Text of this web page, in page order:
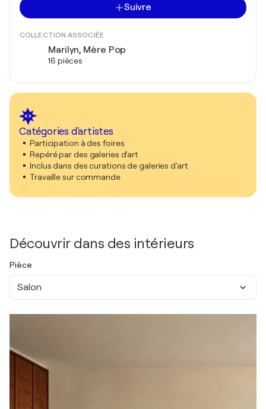
Suivre
COLLECTION ASSOCIÉE
Marilyn, Mère Pop
16 pièces
Catégories d'artistes
Participation à des foires
Repéré par des galeries d'art
Inclus dans des curations de galeries d'art
Travaille sur commande
Découvrir dans des intérieurs
Pièce
Salon